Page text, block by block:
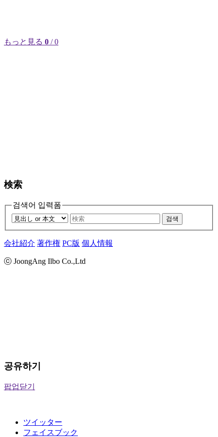
もっと見る 0 / 0
検索
검색어 입력폼
검색
会社紹介 著作権 PC版 個人情報
ⓒ JoongAng Ilbo Co.,Ltd
공유하기
팝업닫기
ツイッター
フェイスブック